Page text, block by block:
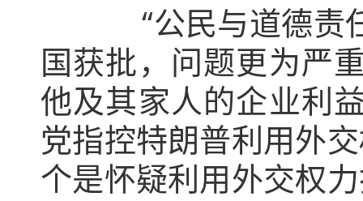
“公民与道德责任
国获批，问题更为严
他及其家人的企业利
党指控特朗普利用外
个是怀疑利用外交权